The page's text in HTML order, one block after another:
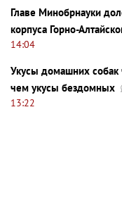
Главе Минобрнауки
корпуса Горно-
14:04
Укусы домашних собак
чем укусы бездомных
13:22